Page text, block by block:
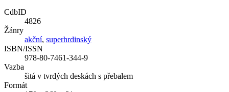
CdbID
4826
Žánry
akční, superhrdinský
ISBN/ISSN
978-80-7461-344-9
Vazba
šitá v tvrdých deskách s přebalem
Formát